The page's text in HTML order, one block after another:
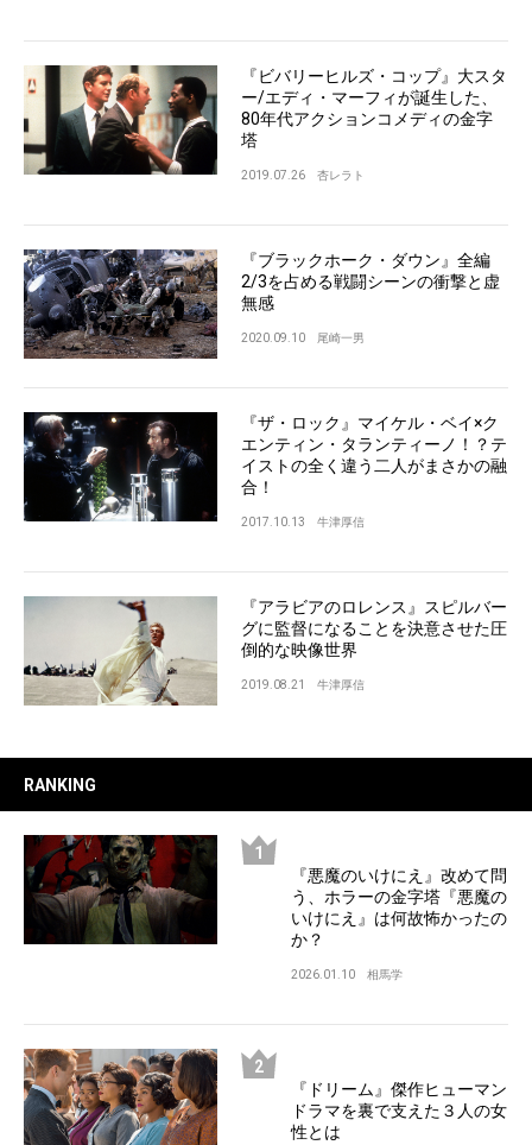
『ビバリーヒルズ・コップ』大スタ
ー/エディ・マーフィが誕生した、
80年代アクションコメディの金字
塔
2019.07.26 杏レラト
『ブラックホーク・ダウン』全編
2/3を占める戦闘シーンの衝撃と虚
無感
2020.09.10 尾崎一男
『ザ・ロック』マイケル・ベイ×ク
エンティン・タランティーノ！？テ
イストの全く違う二人がまさかの融
合！
2017.10.13 牛津厚信
『アラビアのロレンス』スピルバー
グに監督になることを決意させた圧
倒的な映像世界
2019.08.21 牛津厚信
RANKING
『悪魔のいけにえ』改めて問
う、ホラーの金字塔『悪魔の
いけにえ』は何故怖かったの
か？
2026.01.10 相馬学
『ドリーム』傑作ヒューマン
ドラマを裏で支えた３人の女
性とは